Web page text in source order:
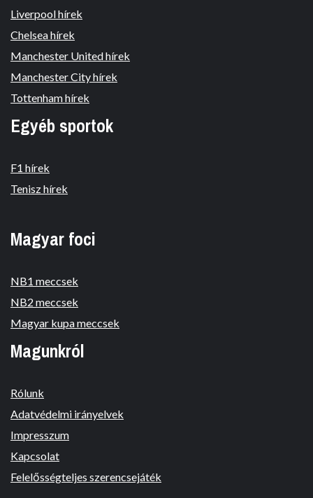
Liverpool hírek
Chelsea hírek
Manchester United hírek
Manchester City hírek
Tottenham hírek
Egyéb sportok
F1 hírek
Tenisz hírek
Magyar foci
NB1 meccsek
NB2 meccsek
Magyar kupa meccsek
Magunkról
Rólunk
Adatvédelmi irányelvek
Impresszum
Kapcsolat
Felelősségteljes szerencsejáték